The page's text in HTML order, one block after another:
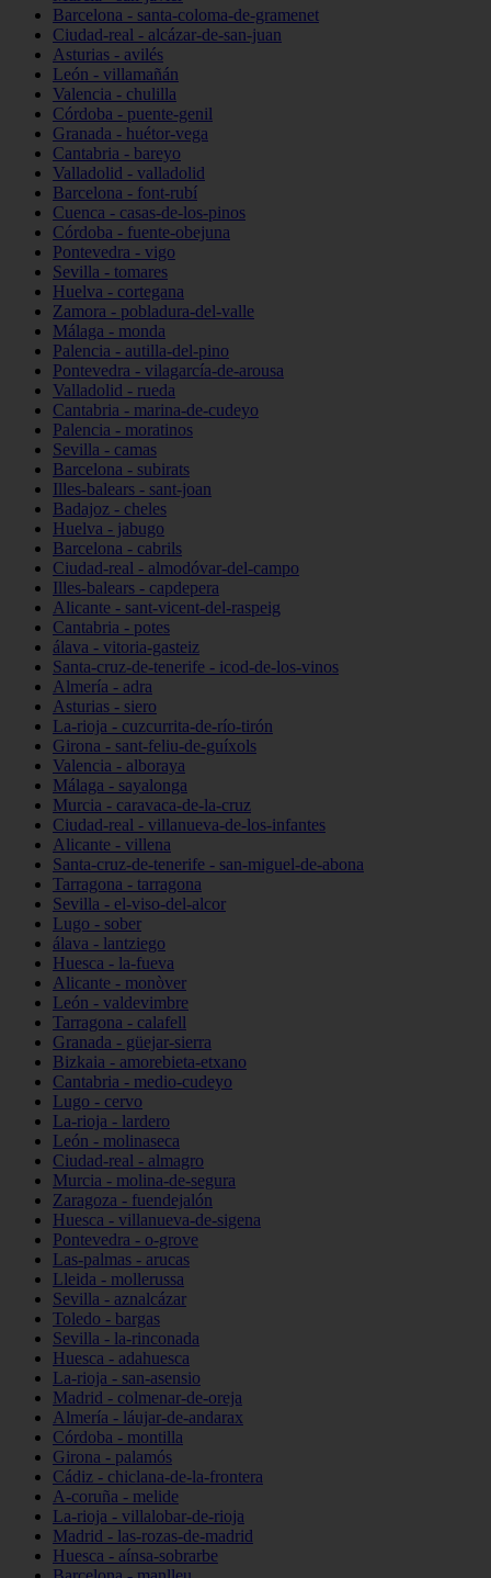
Barcelona - santa-coloma-de-gramenet
Ciudad-real - alcázar-de-san-juan
Asturias - avilés
León - villamañán
Valencia - chulilla
Córdoba - puente-genil
Granada - huétor-vega
Cantabria - bareyo
Valladolid - valladolid
Barcelona - font-rubí
Cuenca - casas-de-los-pinos
Córdoba - fuente-obejuna
Pontevedra - vigo
Sevilla - tomares
Huelva - cortegana
Zamora - pobladura-del-valle
Málaga - monda
Palencia - autilla-del-pino
Pontevedra - vilagarcía-de-arousa
Valladolid - rueda
Cantabria - marina-de-cudeyo
Palencia - moratinos
Sevilla - camas
Barcelona - subirats
Illes-balears - sant-joan
Badajoz - cheles
Huelva - jabugo
Barcelona - cabrils
Ciudad-real - almodóvar-del-campo
Illes-balears - capdepera
Alicante - sant-vicent-del-raspeig
Cantabria - potes
álava - vitoria-gasteiz
Santa-cruz-de-tenerife - icod-de-los-vinos
Almería - adra
Asturias - siero
La-rioja - cuzcurrita-de-río-tirón
Girona - sant-feliu-de-guíxols
Valencia - alboraya
Málaga - sayalonga
Murcia - caravaca-de-la-cruz
Ciudad-real - villanueva-de-los-infantes
Alicante - villena
Santa-cruz-de-tenerife - san-miguel-de-abona
Tarragona - tarragona
Sevilla - el-viso-del-alcor
Lugo - sober
álava - lantziego
Huesca - la-fueva
Alicante - monòver
León - valdevimbre
Tarragona - calafell
Granada - güejar-sierra
Bizkaia - amorebieta-etxano
Cantabria - medio-cudeyo
Lugo - cervo
La-rioja - lardero
León - molinaseca
Ciudad-real - almagro
Murcia - molina-de-segura
Zaragoza - fuendejalón
Huesca - villanueva-de-sigena
Pontevedra - o-grove
Las-palmas - arucas
Lleida - mollerussa
Sevilla - aznalcázar
Toledo - bargas
Sevilla - la-rinconada
Huesca - adahuesca
La-rioja - san-asensio
Madrid - colmenar-de-oreja
Almería - láujar-de-andarax
Córdoba - montilla
Girona - palamós
Cádiz - chiclana-de-la-frontera
A-coruña - melide
La-rioja - villalobar-de-rioja
Madrid - las-rozas-de-madrid
Huesca - aínsa-sobrarbe